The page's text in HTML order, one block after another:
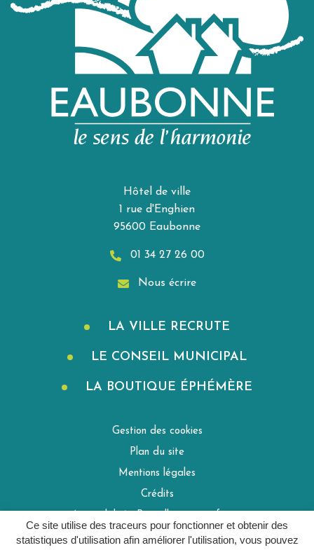
Ce site utilise des traceurs pour fonctionner et obtenir des
statistiques d'utilisation afin améliorer l'utilisation, vous pouvez
Hôtel de ville
1 rue d'Enghien
95600 Eaubonne
01 34 27 26 00
Nous écrire
LA VILLE RECRUTE
LE CONSEIL MUNICIPAL
LA BOUTIQUE ÉPHÉMÈRE
Gestion des cookies
Plan du site
Mentions légales
Crédits
Politique de confidentialité